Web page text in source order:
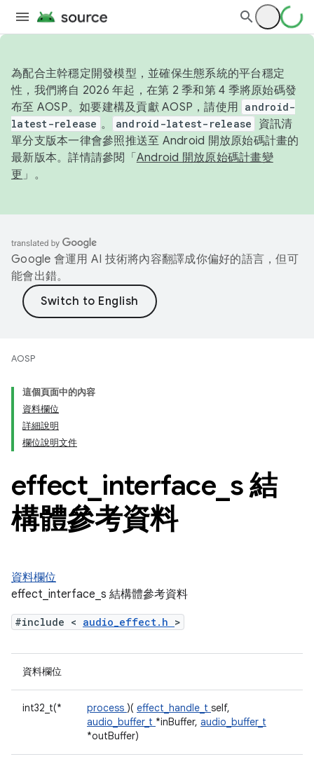
為配合主幹穩定開發模型，並確保生態系統的平台穩定
性，我們將自 2026 年起，在第 2 季和第 4 季將原始碼發
布至 AOSP。如要建構及貢獻 AOSP，請使用 android-
latest-release 。 android-latest-release
資訊清
單分支版本一律會參照推送至 Android 開放原始碼計畫的
最新版本。詳情請參閱「 Android 開放原始碼計畫變
更 」。
Google 會運用 AI 技術將內容翻譯成你偏好的語言，但可
能會出錯。
AOSP
這個頁面中的內容
資料欄位
詳細說明
欄位說明文件
effect interface s 結
構體參考資料
資料欄位
effect_interface_s 結構體參考資料
#include < audio_effect.h >
資料欄位
int32_t(* process )( effect_handle_t self,
audio_buffer_t *inBuffer, audio_buffer_t
*outBuffer)